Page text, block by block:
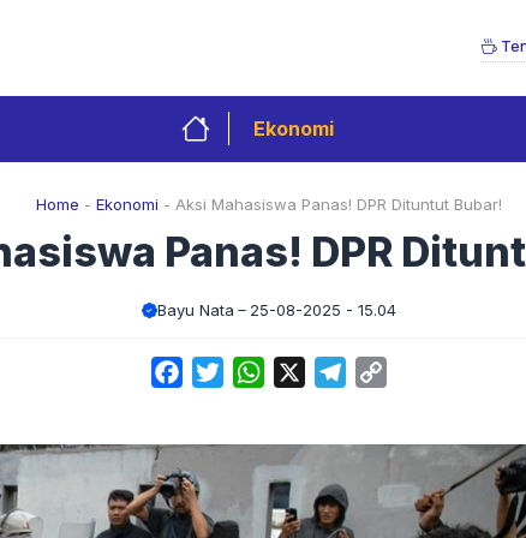
Ekonomi
Home - Ekonomi - Aksi Mahasiswa Panas! DPR Dituntut Bubar!
Panas! DPR
Bayu Nata 25-08-2025 - 15.04
FacebookTwitterWhatsApp Telegram